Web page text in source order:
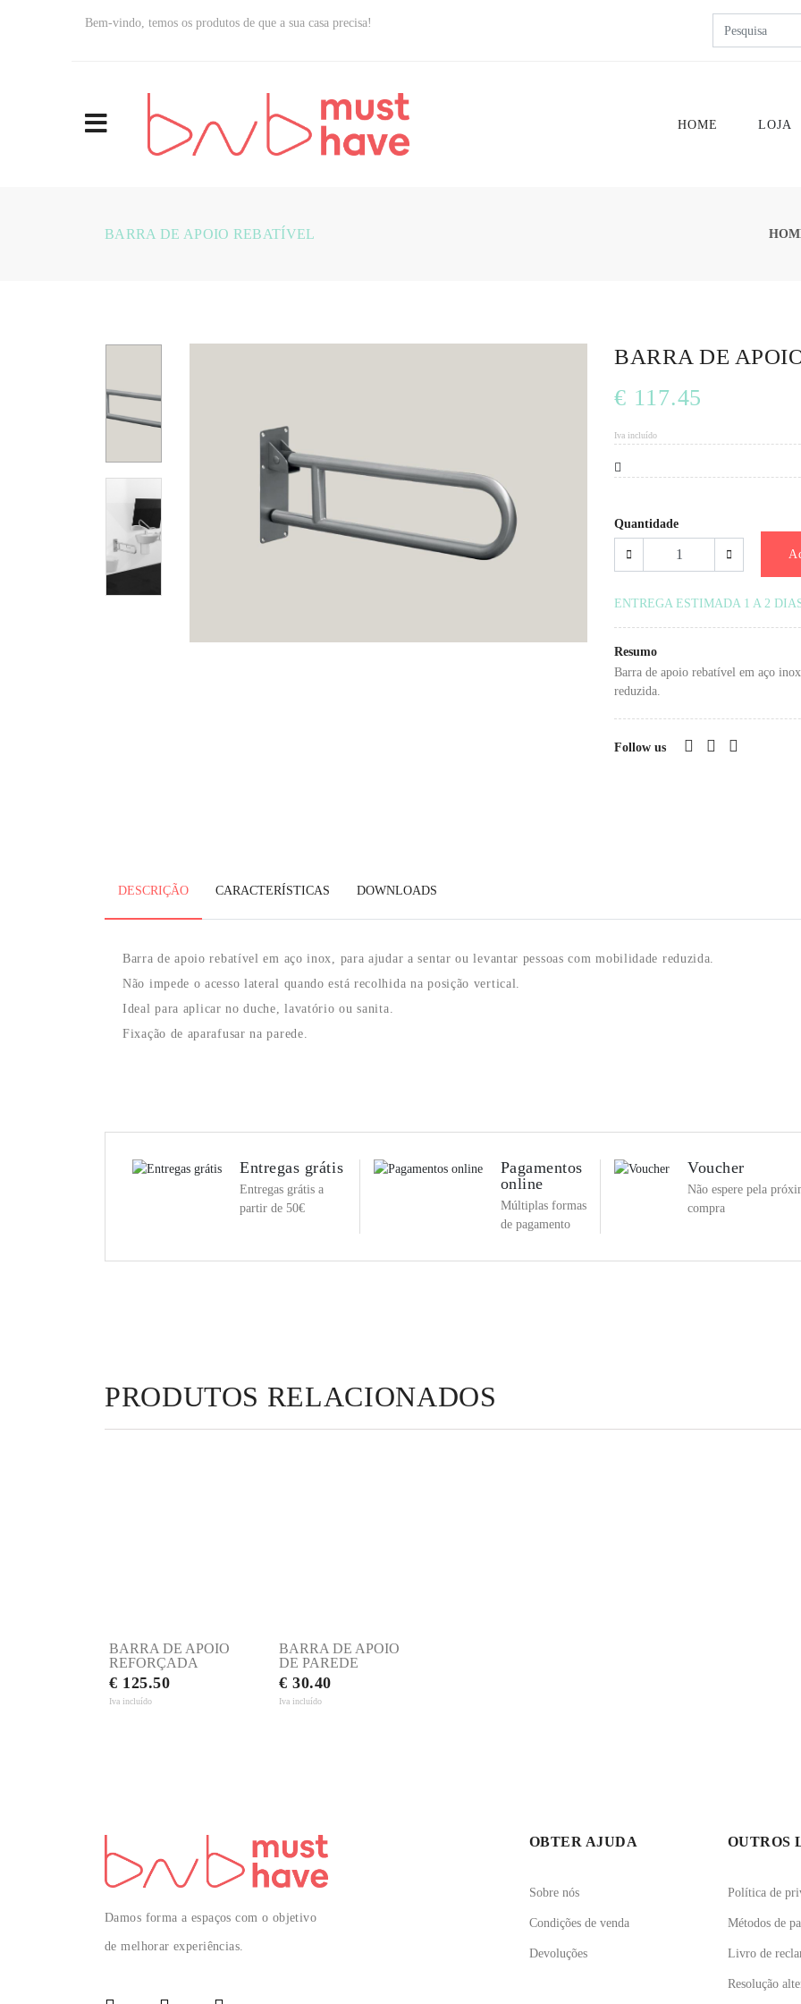
Bem-vindo, temos os produtos de que a sua casa precisa!
HOME LOJA
BARRA DE APOIO REBATÍVEL
BARRA DE
€ 117.45
Iva incluído
Quantidade
ENTREGA ESTIMADA 1 A 2
Resumo
Barra de apoio rebatível em aço
reduzida.
Follow us
DESCRIÇÃO CARACTERÍSTICAS DOWNLOADS
Barra de apoio rebatível em aço inox, para ajudar a sentar ou levantar pessoas com mobilidade reduzida.
Não impede o acesso lateral quando está recolhida na posição vertical.
Ideal para aplicar no duche, lavatório ou sanita.
Fixação de aparafusar na parede.
Entregas grátis
Entregas grátis a
partir de 50€
Pagamentos
online
Múltiplas formas
de pagamento
Voucher
Não espere pela
compra
PRODUTOS RELACIONADOS
BARRA DE APOIO
REFORÇADA
€ 125.50
Iva incluído
BARRA DE APOIO
DE PAREDE
€ 30.40
Iva incluído
Damos forma a espaços com o objetivo
de melhorar experiências.
OBTER AJUDA
Sobre nós
Condições de venda
Devoluções
OUTROS
Política de
Métodos de
Livro de
Resolução